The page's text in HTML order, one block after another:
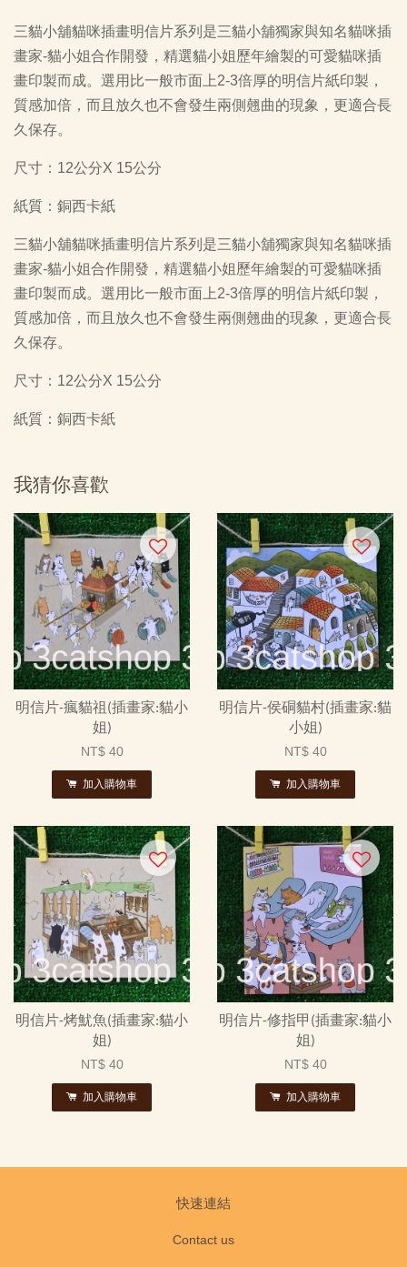
三貓小舖貓咪插畫明信片系列是三貓小舖獨家與知名貓咪插
畫家-貓小姐合作開發，精選貓小姐歷年繪製的可愛貓咪插
畫印製而成。選用比一般市面上2-3倍厚的明信片紙印製，
質感加倍，而且放久也不會發生兩側翹曲的現象，更適合長
久保存。
尺寸：12公分X 15公分
紙質：銅西卡紙
三貓小舖貓咪插畫明信片系列是三貓小舖獨家與知名貓咪插
畫家-貓小姐合作開發，精選貓小姐歷年繪製的可愛貓咪插
畫印製而成。選用比一般市面上2-3倍厚的明信片紙印製，
質感加倍，而且放久也不會發生兩側翹曲的現象，更適合長
久保存。
尺寸：12公分X 15公分
紙質：銅西卡紙
我猜你喜歡
明信片-瘋貓祖(插畫家:貓小
姐)
NT$ 40
加入購物車
明信片-侯硐貓村(插畫家:貓
小姐)
NT$ 40
加入購物車
明信片-烤魷魚(插畫家:貓小
姐)
NT$ 40
加入購物車
明信片-修指甲(插畫家:貓小
姐)
NT$ 40
加入購物車
快速連結
Contact us